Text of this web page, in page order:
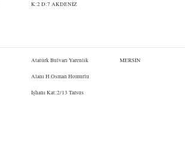
K:2 D:7 AKDENİZ
Atatürk Bulvarı Yarenlik
Alanı H.Osman Homurlu
İşhanı Kat:2/13 Tarsus
MERSİN